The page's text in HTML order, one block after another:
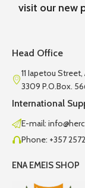
visit our new
Head Office
11 Iapetou
3309 P.O.Box.
International
E-mail:
Phone: +357
ENA EMEIS SHOP